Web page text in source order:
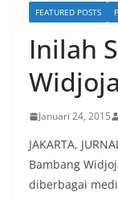
FEATURED POSTS
Inilah
Januari 24, 2015
JAKARTA,
Bambang
diberbagai